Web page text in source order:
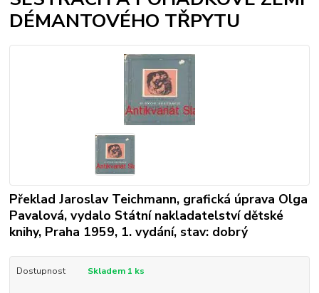
DÉMANTOVÉHO TŘPYTU
Překlad Jaroslav Teichmann, grafická úprava Olga
Pavalová, vydalo Státní nakladatelství dětské
knihy, Praha 1959, 1. vydání, stav: dobrý
Dostupnost Skladem 1 ks